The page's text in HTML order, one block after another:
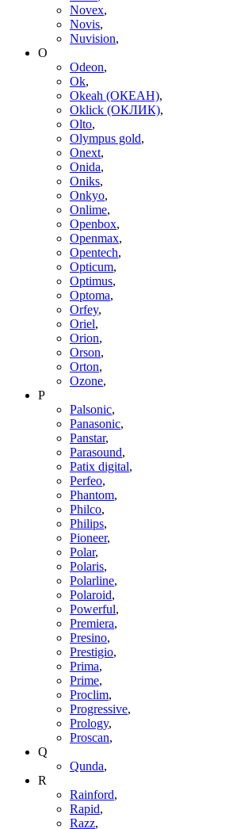
Novex,
Novis,
Nuvision,
O
Odeon,
Ok,
Okeah (ОКЕАН),
Oklick (ОКЛИК),
Olto,
Olympus gold,
Onext,
Onida,
Oniks,
Onkyo,
Onlime,
Openbox,
Openmax,
Opentech,
Opticum,
Optimus,
Optoma,
Orfey,
Oriel,
Orion,
Orson,
Orton,
Ozone,
P
Palsonic,
Panasonic,
Panstar,
Parasound,
Patix digital,
Perfeo,
Phantom,
Philco,
Philips,
Pioneer,
Polar,
Polaris,
Polarline,
Polaroid,
Powerful,
Premiera,
Presino,
Prestigio,
Prima,
Prime,
Proclim,
Progressive,
Prology,
Proscan,
Q
Qunda,
R
Rainford,
Rapid,
Razz,